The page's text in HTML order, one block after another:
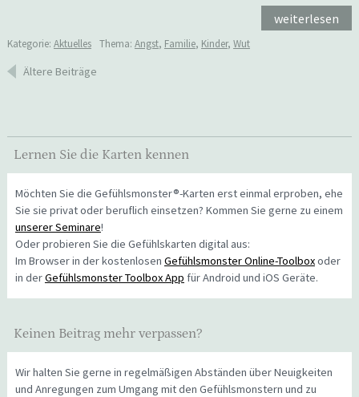
weiterlesen
Kategorie: Aktuelles Thema: Angst, Familie, Kinder, Wut
Beitragsnavigation
Ältere Beiträge
Lernen Sie die Karten kennen
Möchten Sie die Gefühlsmonster®-Karten erst einmal erproben, ehe
Sie sie privat oder beruflich einsetzen? Kommen Sie gerne zu einem
unserer Seminare!
Oder probieren Sie die Gefühlskarten digital aus:
Im Browser in der kostenlosen Gefühlsmonster Online-Toolboxoder
in derGefühlsmonster Toolbox App für Android und iOS Geräte.
Keinen Beitrag mehr verpassen?
Wir halten Sie gerne in regelmäßigen Abständen über Neuigkeiten
und Anregungen zum Umgang mit den Gefühlsmonstern und zu